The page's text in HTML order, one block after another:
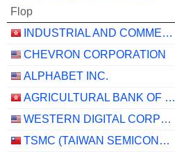
Flop
INDUSTRIAL AND COMMERCIAL BANK OF CHINA LIMITED
CHEVRON CORPORATION
ALPHABET INC.
AGRICULTURAL BANK OF CHINA LIMITED
WESTERN DIGITAL CORPORATION
TSMC (TAIWAN SEMICONDUCTOR MANUFACTURING COMPANY)